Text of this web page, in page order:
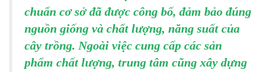
chuẩn cơ sở đã được công bố, đảm bảo đúng
nguồn giống và chất lượng, năng suất của
cây trồng. Ngoài việc cung cấp các sản
phẩm chất lượng, trung tâm cũng xây dựng